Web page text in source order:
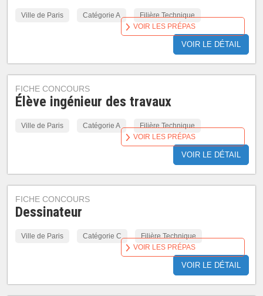
Ville de Paris Catégorie A Filière Technique
VOIR LE DÉTAIL
VOIR LES PRÉPAS
FICHE CONCOURS
Élève ingénieur des travaux
Ville de Paris Catégorie A Filière Technique
VOIR LE DÉTAIL
VOIR LES PRÉPAS
FICHE CONCOURS
Dessinateur
Ville de Paris Catégorie C Filière Technique
VOIR LE DÉTAIL
VOIR LES PRÉPAS